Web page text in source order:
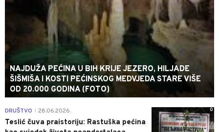
NAJDUŽA PEĆINA U BIH KRIJE JEZERO, HILJADE
ŠIŠMIŠA I KOSTI PEĆINSKOG MEDVJEDA STARE VIŠE
OD 20.000 GODINA (FOTO)
0
DRUŠTVO 28.06.2026.
Teslić čuva praistoriju: Rastuška pećina